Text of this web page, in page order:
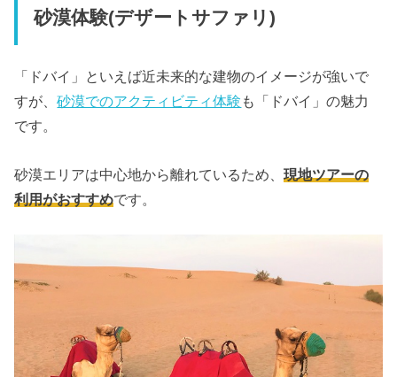
砂漠体験(デザートサファリ)
「ドバイ」といえば近未来的な建物のイメージが強いで
すが、砂漠でのアクティビティ体験 も「ドバイ」の魅力
です。
砂漠エリアは中心地から離れているため、現地ツアーの
利用がおすすめです。